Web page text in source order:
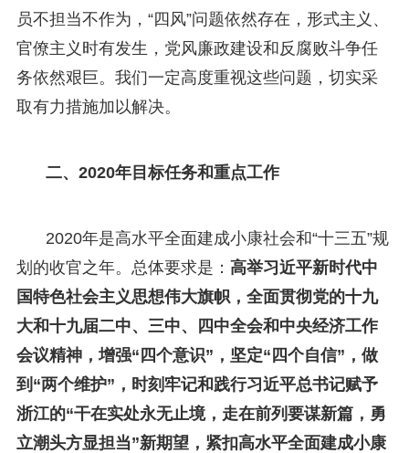
员不担当不作为，“四风”问题依然存在，形式主义、
官僚主义时有发生，党风廉政建设和反腐败斗争任
务依然艰巨。我们一定高度重视这些问题，切实采
取有力措施加以解决。
二、2020年目标任务和重点工作
2020年是高水平全面建成小康社会和“十三五”规
划的收官之年。总体要求是： 高举习近平新时代中
国特色社会主义思想伟大旗帜，全面贯彻党的十九
大和十九届二中、三中、四中全会和中央经济工作
会议精神，增强“四个意识”，坚定“四个自信”，做
到“两个维护”，时刻牢记和践行习近平总书记赋予
浙江的“干在实处永无止境，走在前列要谋新篇，勇
立潮头方显担当”新期望，紧扣高水平全面建成小康